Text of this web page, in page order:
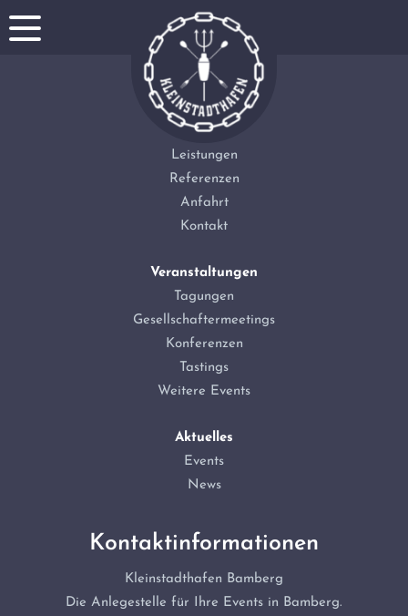
Startseite
Leistungen
Referenzen
Anfahrt
Kontakt
Veranstaltungen
Tagungen
Gesellschaftermeetings
Konferenzen
Tastings
Weitere Events
Aktuelles
Events
News
Kontaktinformationen
Kleinstadthafen Bamberg
Die Anlegestelle für Ihre Events in Bamberg.